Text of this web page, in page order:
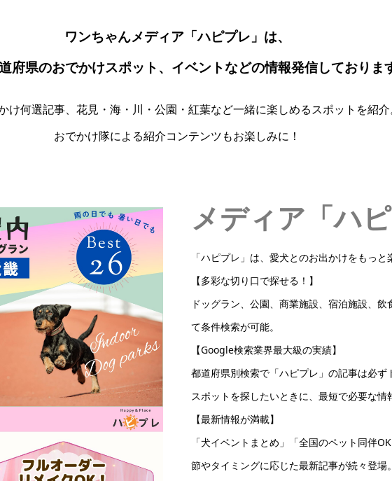
ワンちゃんメディア「ハピプレ」は、
府県のおでかけスポット、イベントなどの情報発信しておりま
け何選記事、花見・海・川・公園・紅葉など一緒に楽しめるスポットを紹介
おでかけ隊による紹介コンテンツもお楽しみに！
メディア「ハ
「ハピプレ」は、愛犬とのお出かけをもっ
【多彩な切り口で探せる！】
ドッグラン、公園、商業施設、宿泊施設、
て条件検索が可能。
【Google検索業界最大級の実績】
都道府県別検索で「ハピプレ」の記事は必
スポットを探したいときに、最短で必要な情
【最新情報が満載】
「犬イベントまとめ」「全国のペット同伴
節やタイミングに応じた最新記事が続々登場。